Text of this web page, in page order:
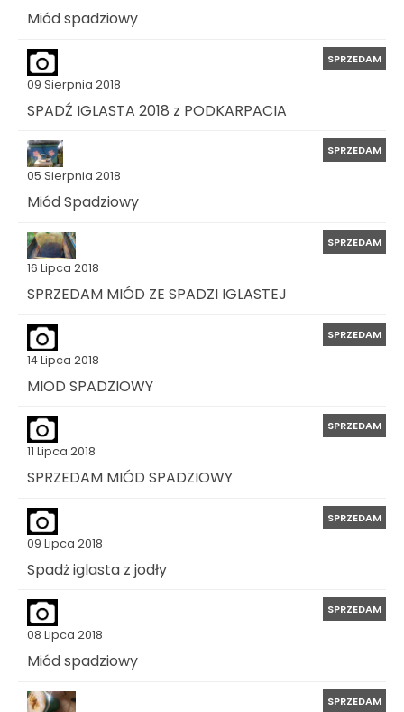
Miód spadziowy
09 Sierpnia 2018
SPRZEDAM
SPADŹ IGLASTA 2018 z PODKARPACIA
05 Sierpnia 2018
SPRZEDAM
Miód Spadziowy
16 Lipca 2018
SPRZEDAM
SPRZEDAM MIÓD ZE SPADZI IGLASTEJ
14 Lipca 2018
SPRZEDAM
MIOD SPADZIOWY
11 Lipca 2018
SPRZEDAM
SPRZEDAM MIÓD SPADZIOWY
09 Lipca 2018
SPRZEDAM
Spadż iglasta z jodły
08 Lipca 2018
SPRZEDAM
Miód spadziowy
SPRZEDAM